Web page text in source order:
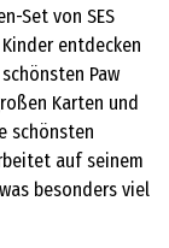
Set von SES
entdecken
Paw
Karten und
schönsten
auf seinem
besonders viel